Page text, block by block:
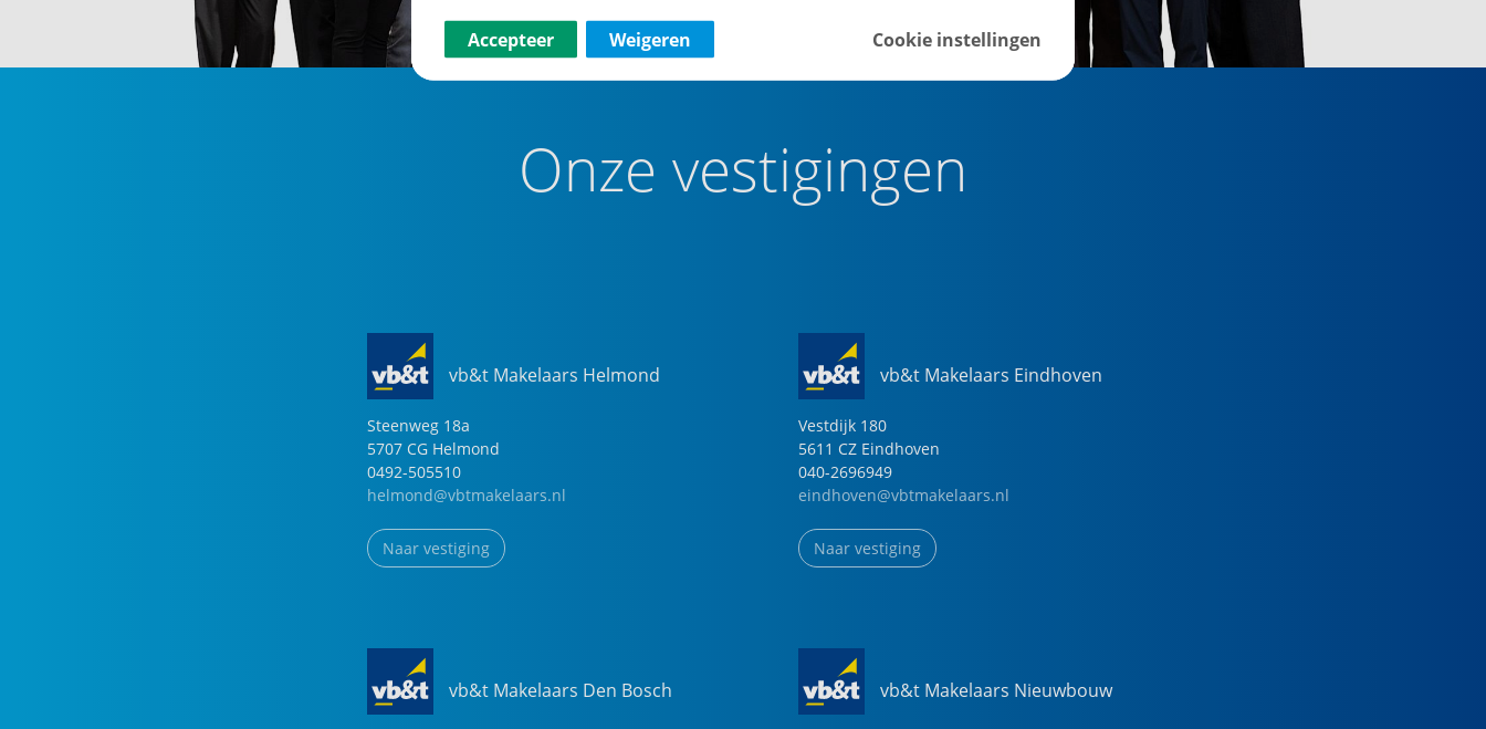
Onze vestigingen
vb&t Makelaars Helmond
Steenweg 18a
5707 CG Helmond
0492-505510
helmond@vbtmakelaars.nl
Naar vestiging
vb&t Makelaars Eindhoven
Vestdijk 180
5611 CZ Eindhoven
040-2696949
eindhoven@vbtmakelaars.nl
Naar vestiging
vb&t Makelaars Den Bosch vb&t Makelaars Nieuwbouw
Accepteer Weigeren Cookie instellingen